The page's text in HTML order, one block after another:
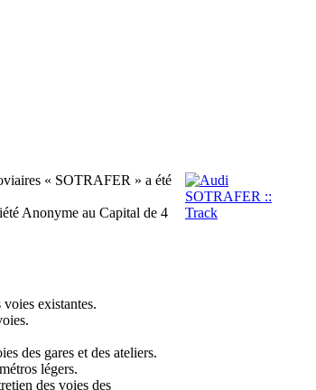
« SOTRAFER » a été
Anonyme au Capital de 4
existantes.
des gares et des ateliers.
légers.
des voies des